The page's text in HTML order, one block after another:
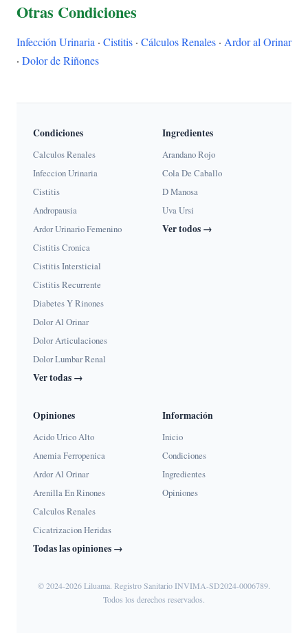
Otras Condiciones
Infección Urinaria · Cistitis · Cálculos Renales · Ardor al Orinar
· Dolor de Riñones
Condiciones
Calculos Renales
Infeccion Urinaria
Cistitis
Andropausia
Ardor Urinario Femenino
Cistitis Cronica
Cistitis Intersticial
Cistitis Recurrente
Diabetes Y Rinones
Dolor Al Orinar
Dolor Articulaciones
Dolor Lumbar Renal
Ver todas →
Ingredientes
Arandano Rojo
Cola De Caballo
D Manosa
Uva Ursi
Ver todos →
Opiniones
Acido Urico Alto
Anemia Ferropenica
Ardor Al Orinar
Arenilla En Rinones
Calculos Renales
Cicatrizacion Heridas
Todas las opiniones →
Información
Inicio
Condiciones
Ingredientes
Opiniones
© 2024-2026 Liluama. Registro Sanitario INVIMA-SD2024-0006789.
Todos los derechos reservados.